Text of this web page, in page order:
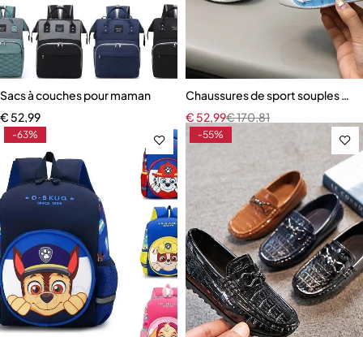
Sacs à couches pour maman
€ 52,99
Chaussures de sport souples et
€170,81
€ 52,99
-63% -55%